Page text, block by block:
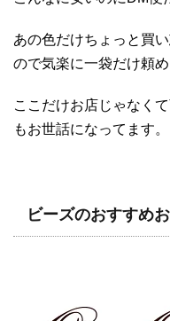
あの色だけちょっと買
ので気楽に一袋だけ頼め
ここだけお店じゃなく
もお世話になってます。
ビーズのおすすめ